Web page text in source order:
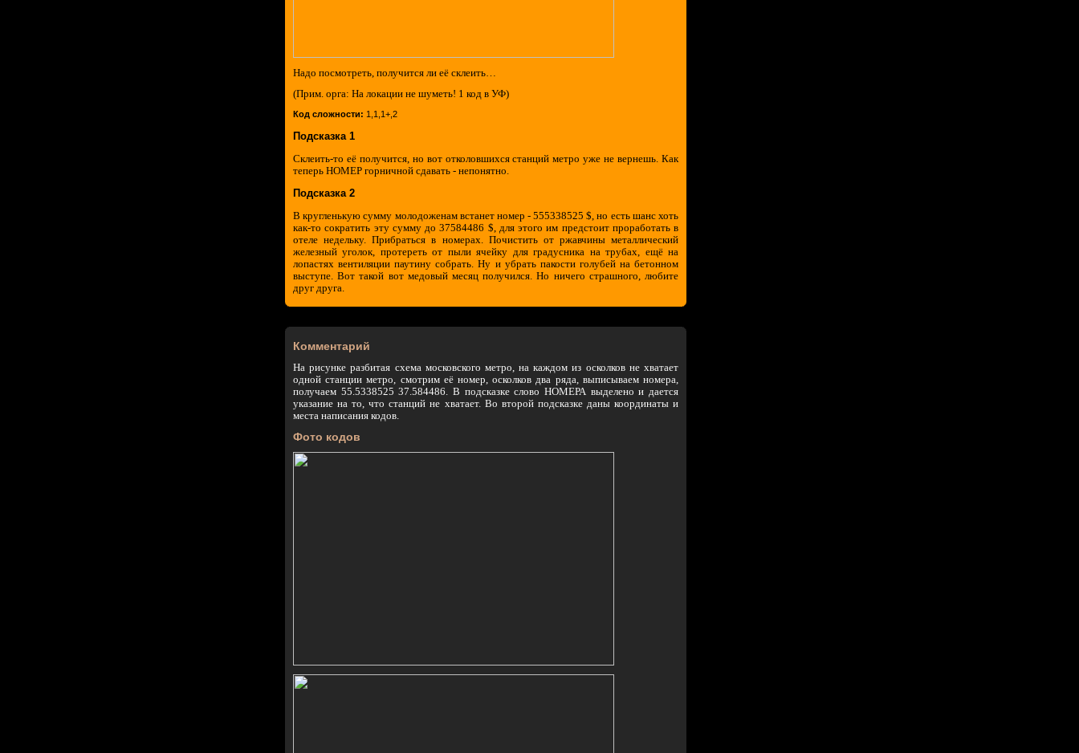
Надо посмотреть, получится ли её склеить…
(Прим. орга: На локации не шуметь! 1 код в УФ)
Код сложности: 1,1,1+,2
Подсказка 1
Склеить-то её получится, но вот отколовшихся станций метро уже не вернешь. Как
теперь НОМЕР горничной сдавать - непонятно.
Подсказка 2
В кругленькую сумму молодоженам встанет номер - 555338525 $, но есть шанс хоть
как-то сократить эту сумму до 37584486 $, для этого им предстоит проработать в
отеле недельку. Прибраться в номерах. Почистить от ржавчины металлический
железный уголок, протереть от пыли ячейку для градусника на трубах, ещё на
лопастях вентиляции паутину собрать. Ну и убрать пакости голубей на бетонном
выступе. Вот такой вот медовый месяц получился. Но ничего страшного, любите
друг друга.
Комментарий
На рисунке разбитая схема московского метро, на каждом из осколков не хватает
одной станции метро, смотрим её номер, осколков два ряда, выписываем номера,
получаем 55.5338525 37.584486. В подсказке слово НОМЕРА выделено и дается
указание на то, что станций не хватает. Во второй подсказке даны координаты и
места написания кодов.
Фото кодов